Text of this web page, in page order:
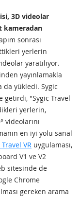
3D videolar
kameradan
sonrası
yerlerin
yaratılıyor.
yayınlamakla
da yükledi. Sygic
getirdi, "Sygic Travel
yerlerin,
videolarını
en iyi yolu sanal
VR uygulaması,
V1 ve V2
sitesinde de
Chrome
gereken arama